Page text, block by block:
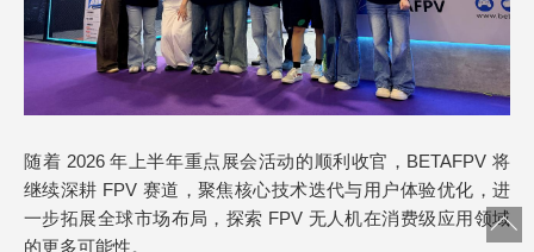
随着 2026 年上半年重点展会活动的顺利收官，BETAFPV 将
继续深耕 FPV 赛道，聚焦核心技术迭代与用户体验优化，进
一步拓展全球市场布局，探索 FPV 无人机在消费级应用领域
的更多可能性。